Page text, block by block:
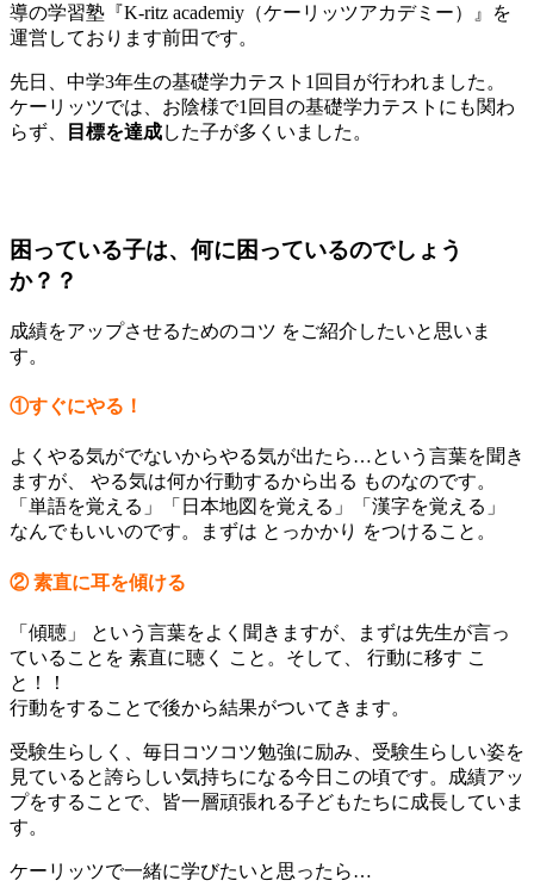
導の学習塾『K-ritz academiy（ケーリッツアカデミー）』を
運営しております前田です。
先日、中学3年生の基礎学力テスト1回目が行われました。
ケーリッツでは、お陰様で1回目の基礎学力テストにも関わ
らず、
目標を達成した子が多くいました。
困っている子は、何に困っているのでしょう
か？？
成績をアップさせるためのコツ をご紹介したいと思いま
す。
①すぐにやる！
よくやる気がでないからやる気が出たら…という言葉を聞き
ますが、 やる気は何か行動するから出る ものなのです。
「単語を覚える」「日本地図を覚える」「漢字を覚える」
なんでもいいのです。まずは とっかかり をつけること。
② 素直に耳を傾ける
「傾聴」 という言葉をよく聞きますが、まずは先生が言っ
ていることを 素直に聴く こと。そして、 行動に移す こ
と！！
行動をすることで後から結果がついてきます。
受験生らしく、毎日コツコツ勉強に励み、受験生らしい姿を
見ていると誇らしい気持ちになる今日この頃です。成績アッ
プをすることで、皆一層頑張れる子どもたちに成長していま
す。
ケーリッツで一緒に学びたいと思ったら…